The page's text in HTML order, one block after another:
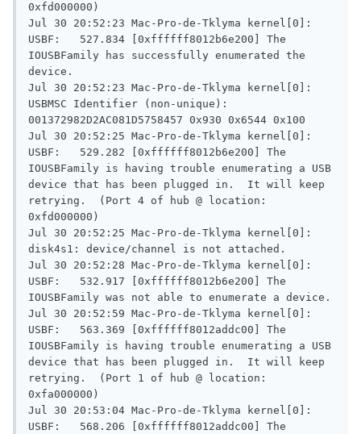
0xfd000000)
Jul 30 20:52:23 Mac-Pro-de-Tklyma kernel[0]:
USBF:	527.834	[0xffffff8012b6e200] The
IOUSBFamily has successfully enumerated the
device.
Jul 30 20:52:23 Mac-Pro-de-Tklyma kernel[0]:
USBMSC Identifier (non-unique):
001372982D2AC081D5758457 0x930 0x6544 0x100
Jul 30 20:52:25 Mac-Pro-de-Tklyma kernel[0]:
USBF:	529.282	[0xffffff8012b6e200] The
IOUSBFamily is having trouble enumerating a USB
device that has been plugged in.  It will keep
retrying.  (Port 4 of hub @ location:
0xfd000000)
Jul 30 20:52:25 Mac-Pro-de-Tklyma kernel[0]:
disk4s1: device/channel is not attached.
Jul 30 20:52:28 Mac-Pro-de-Tklyma kernel[0]:
USBF:	532.917	[0xffffff8012b6e200] The
IOUSBFamily was not able to enumerate a device.
Jul 30 20:52:59 Mac-Pro-de-Tklyma kernel[0]:
USBF:	563.369	[0xffffff8012addc00] The
IOUSBFamily is having trouble enumerating a USB
device that has been plugged in.  It will keep
retrying.  (Port 1 of hub @ location:
0xfa000000)
Jul 30 20:53:04 Mac-Pro-de-Tklyma kernel[0]:
USBF:	568.206	[0xffffff8012addc00] The